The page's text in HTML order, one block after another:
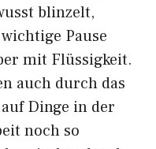
blinzelt,
Pause
mit Flüssigkeit.
auch durch das
Dinge in der
noch so